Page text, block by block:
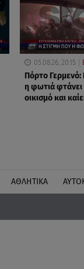
05.08.26, 20:15
Πόρτο Γερμενό:
η φωτιά φτάνει
οικισμό και
ΑΘΛΗΤΙΚΑ